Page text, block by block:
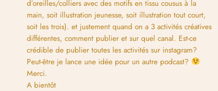
d’oreilles/colliers avec des motifs en tissu cousus à la
main, soit illustration jeunesse, soit illustration tout court,
soit les trois). et justement quand on a 3 activités créatives
différentes, comment publier et sur quel canal. Est-ce
crédible de publier toutes les activités sur instagram?
Peut-être je lance une idée pour un autre podcast?
Merci.
A bientôt